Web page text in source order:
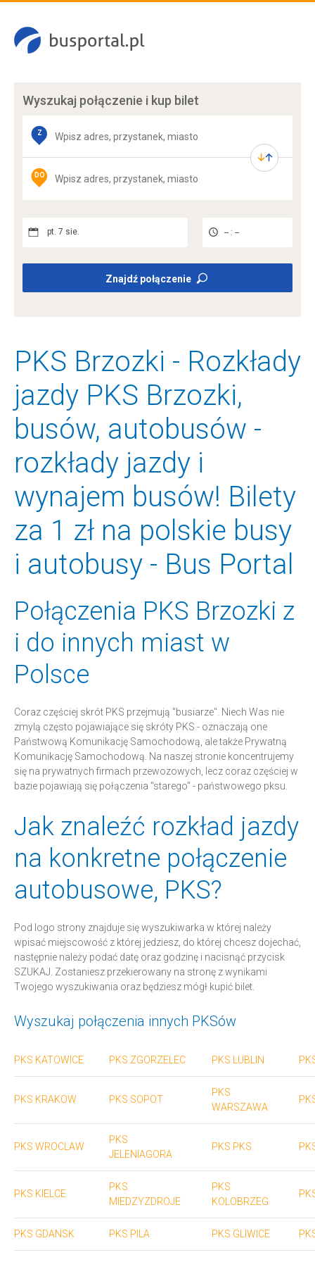
Wyszukaj połączenie i kup bilet
Z
DO
pt. 7 sie. -- : --
Znajdź połączenie
PKS Brzozki - Rozkłady
jazdy PKS Brzozki,
busów, autobusów -
rozkłady jazdy i
wynajem busów! Bilety
za 1 zł na polskie busy
i autobusy - Bus Portal
Połączenia PKS Brzozki z
i do innych miast w
Polsce
Coraz częściej skrót PKS przejmują "busiarze". Niech Was nie
zmylą często pojawiające się skróty PKS - oznaczają one
Państwową Komunikację Samochodową, ale także Prywatną
Komunikację Samochodową. Na naszej stronie koncentrujemy
się na prywatnych firmach przewozowych, lecz coraz częściej w
bazie pojawiają się połączenia "starego" - państwowego pksu.
Jak znaleźć rozkład jazdy
na konkretne połączenie
autobusowe, PKS?
Pod logo strony znajduje się wyszukiwarka w której należy
wpisać miejscowość z której jedziesz, do której chcesz dojechać,
następnie należy podać datę oraz godzinę i nacisnąć przycisk
SZUKAJ. Zostaniesz przekierowany na stronę z wynikami
Twojego wyszukiwania oraz będziesz mógł kupić bilet.
Wyszukaj połączenia innych PKSów
PKS KATOWICE PKS ZGORZELEC PKS LUBLIN
PKS KRAKOW PKS SOPOT
PKS
WARSZAWA
PKS WROCLAW
PKS
JELENIAGORA
PKS PKS
PKS KIELCE
PKS
MIEDZYZDROJE
PKS
KOLOBRZEG
PKS GDANSK PKS PILA PKS GLIWICE